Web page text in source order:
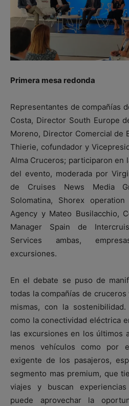
Primera mesa redonda
Representantes de compañías
Costa, Director South Europe
Moreno, Director Comercial de
Thierie, cofundador y
Alma Cruceros; participaron en
del evento, moderada por
de Cruises News Media
Solomatina, Shorex
Agency y Mateo Busilacchio,
Manager Spain de
Services ambas,
excursiones.
En el debate se puso de
todas la compañías de
mismas, con la
como la conectividad eléctrica
las excursiones en los últimos
menos vehículos como por
exigente de los pasajeros,
segmento mas premium, que
viajes y buscan
puede aprovechar la